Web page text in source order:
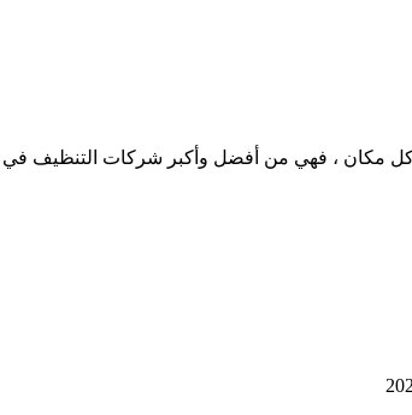
، فهي من أفضل وأكبر شركات التنظيف في